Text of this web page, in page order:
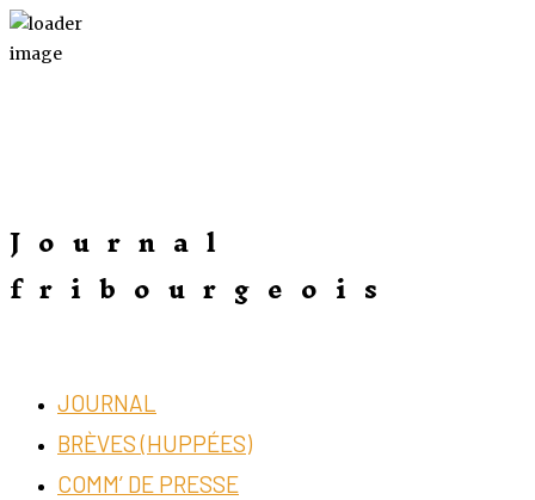
Journal
fribourgeois
JOURNAL
BRÈVES (HUPPÉES)
COMM’ DE PRESSE